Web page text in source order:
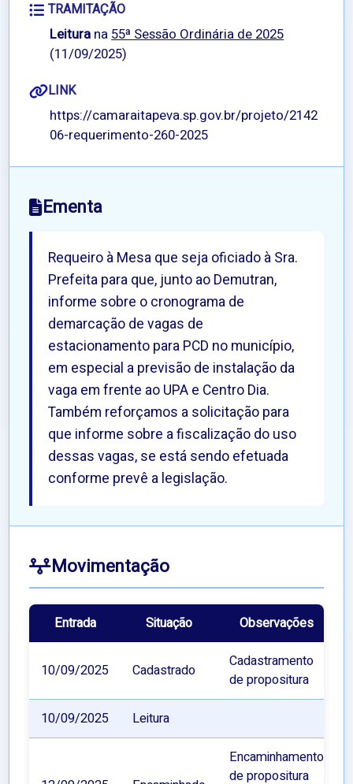
TRAMITAÇÃO
Leitura na55ª Sessão Ordinária de 2025
(11/09/2025)
LINK
https://camaraitapeva.sp.gov.br/projeto/2142
06-requerimento-260-2025
Ementa
Requeiro à Mesa que seja oficiado à Sra.
Prefeita para que, junto ao Demutran,
informe sobre o cronograma de
demarcação de vagas de
estacionamento para PCD no município,
em especial a previsão de instalação da
vaga em frente ao UPA e Centro Dia.
Também reforçamos a solicitação para
que informe sobre a fiscalização do uso
dessas vagas, se está sendo efetuada
conforme prevê a legislação.
Movimentação
Entrada Situação Observações
10/09/2025 Cadastrado
Cadastramento
de propositura
10/09/2025 Leitura
Encaminhamento
de propositura